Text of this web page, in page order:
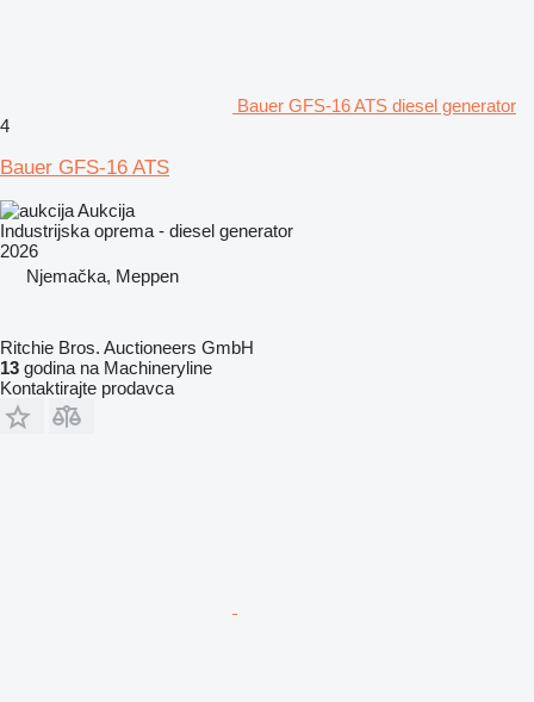
Bauer GFS-16 ATS diesel generator
4
Bauer GFS-16 ATS
Aukcija
Industrijska oprema - diesel generator
2026
Njemačka, Meppen
Ritchie Bros. Auctioneers GmbH
13 godina na Machineryline
Kontaktirajte prodavca